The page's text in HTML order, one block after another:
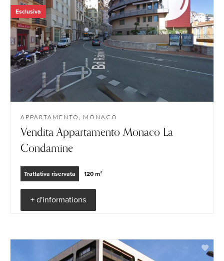
APPARTAMENTO, MONACO
Vendita Appartamento Monaco La
Condamine
Trattativa riservata 120 m²
Esclusiva
+ d'informations